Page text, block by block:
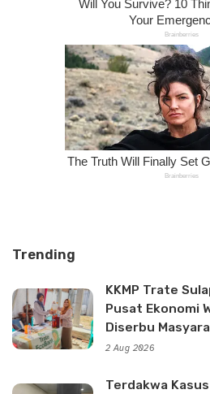
Trending
KKMP Trate
Pusat Ekonomi
Diserbu
2 Aug 2026
Terdakwa